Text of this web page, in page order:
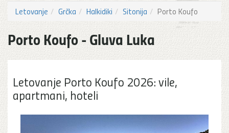
Letovanje Grčka Halkidiki Sitonija Porto Koufo
Porto Koufo - Gluva Luka
Letovanje Porto Koufo 2026: vile,
apartmani, hoteli